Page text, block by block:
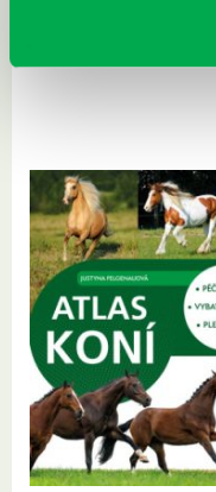
Sprievodca po hviezdnej